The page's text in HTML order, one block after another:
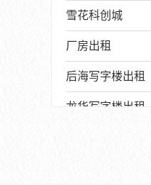
雪花科创城
厂房出租
后海写字楼出租
龙华写字楼出租